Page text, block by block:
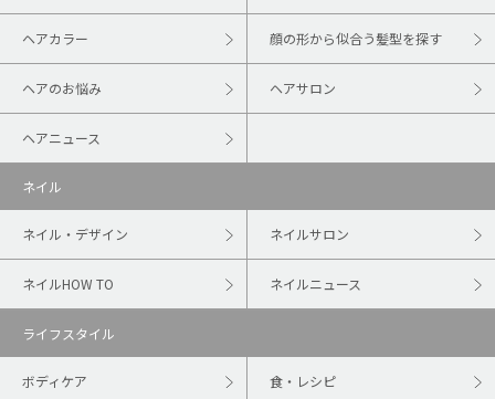
ヘアカラー 顔の形から似合う髪型を探す
ヘアのお悩み ヘアサロン
ヘアニュース
ネイル
ネイル・デザイン ネイルサロン
ネイルHOW TO ネイルニュース
ライフスタイル
ボディケア 食・レシピ